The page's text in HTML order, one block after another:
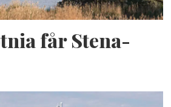
får Stena-